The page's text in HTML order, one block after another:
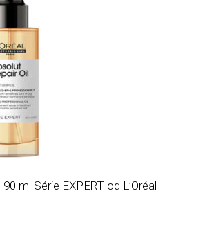
ml Série EXPERT od L’Oréal